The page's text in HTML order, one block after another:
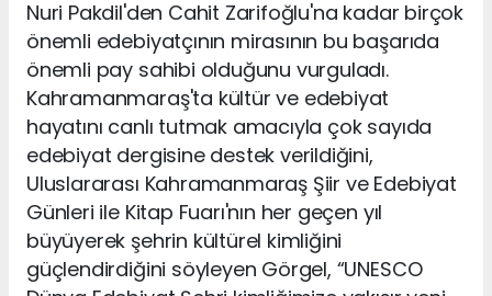
Nuri Pakdil'den Cahit Zarifoğlu'na kadar birçok
önemli edebiyatçının mirasının bu başarıda
önemli pay sahibi olduğunu vurguladı.
Kahramanmaraş'ta kültür ve edebiyat
hayatını canlı tutmak amacıyla çok sayıda
edebiyat dergisine destek verildiğini,
Uluslararası Kahramanmaraş Şiir ve Edebiyat
Günleri ile Kitap Fuarı'nın her geçen yıl
büyüyerek şehrin kültürel kimliğini
güçlendirdiğini söyleyen Görgel, “UNESCO